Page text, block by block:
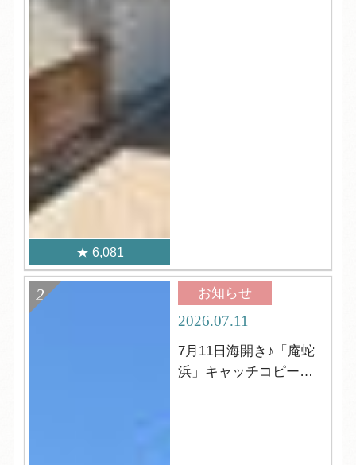
6,081
お知らせ
2026.07.11
7月11日海開き♪「庵蛇
浜」キャッチコピーの